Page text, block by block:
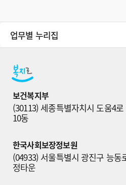
업무별 누리집
보건복지부
(30113) 세종특별자치시 도움4
10동
한국사회보장정보원
(04933) 서울특별시 광진구 능동
정타운